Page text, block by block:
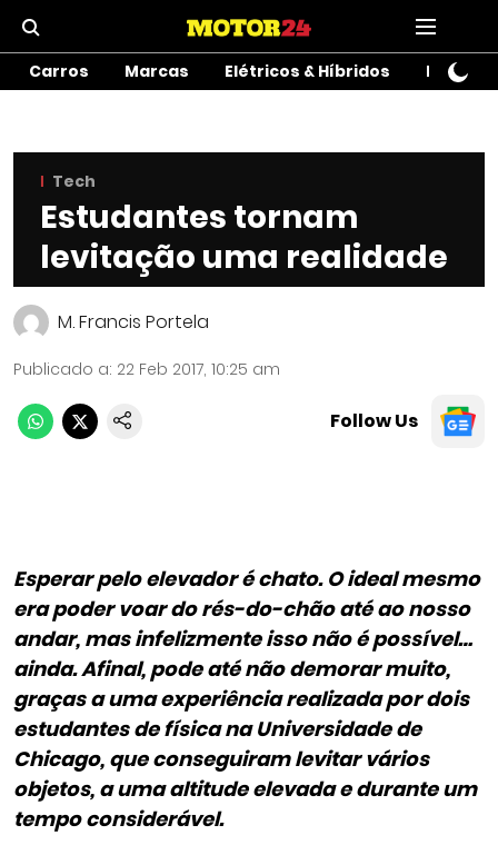
Carros Marcas Elétricos & Híbridos Motos
Tech
Estudantes tornam
levitação uma realidade
M. Francis Portela
Publicado a: 22 Feb 2017, 10:25 am
Follow Us
Esperar pelo elevador é chato. O ideal mesmo
era poder voar do rés-do-chão até ao nosso
andar, mas infelizmente isso não é possível…
ainda. Afinal, pode até não demorar muito,
graças a uma experiência realizada por dois
estudantes de física na Universidade de
Chicago, que conseguiram levitar vários
objetos, a uma altitude elevada e durante um
tempo considerável.